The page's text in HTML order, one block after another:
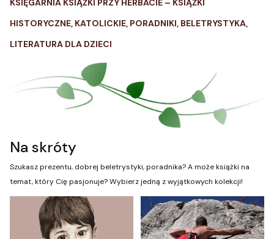
KSIĘGARNIA KSIĄŻKI PRZY HERBACIE – KSIĄŻKI
HISTORYCZNE, KATOLICKIE, PORADNIKI, BELETRYSTYKA,
LITERATURA DLA DZIECI
Na skróty
Szukasz prezentu, dobrej beletrystyki, poradnika? A może książki na
temat, który Cię pasjonuje? Wybierz jedną z wyjątkowych kolekcji!